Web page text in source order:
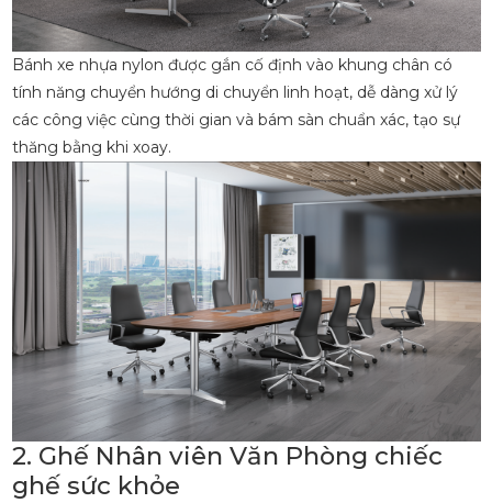
Bánh xe nhựa nylon được gắn cố định vào khung chân có
tính năng chuyển hướng di chuyển linh hoạt, dễ dàng xử lý
các công việc cùng thời gian và bám sàn chuẩn xác, tạo sự
thăng bằng khi xoay.
2. Ghế Nhân viên Văn Phòng chiếc
ghế sức khỏe